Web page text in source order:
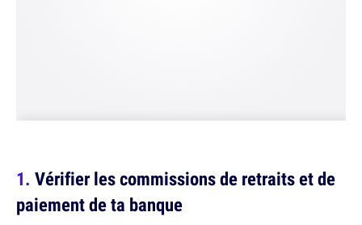
Vérifier les commissions de retraits et de
paiement de ta banque